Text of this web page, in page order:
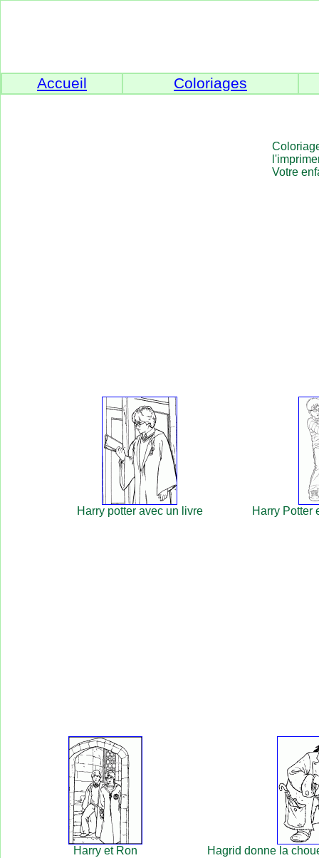
Accueil Coloriages
Votre
Harry potter avec un livre Harry Potter
Harry et Ron Hagrid donne la